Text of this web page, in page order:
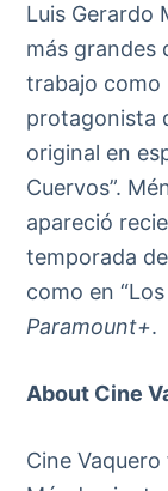
Luis Gerardo
más grandes
trabajo
protagonista
original en
Cuervos”.
apareció
temporada
como en
Paramount+.
About Cine
Cine